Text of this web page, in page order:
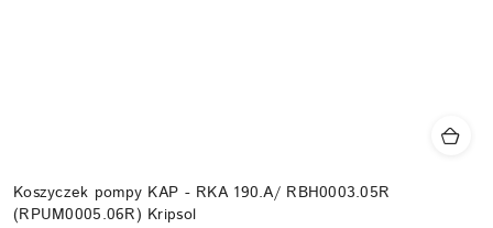
Koszyczek pompy KAP - RKA 190.A/ RBH0003.05R
(RPUM0005.06R) Kripsol